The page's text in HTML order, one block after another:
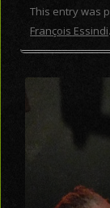
This entry was
François Essindi.